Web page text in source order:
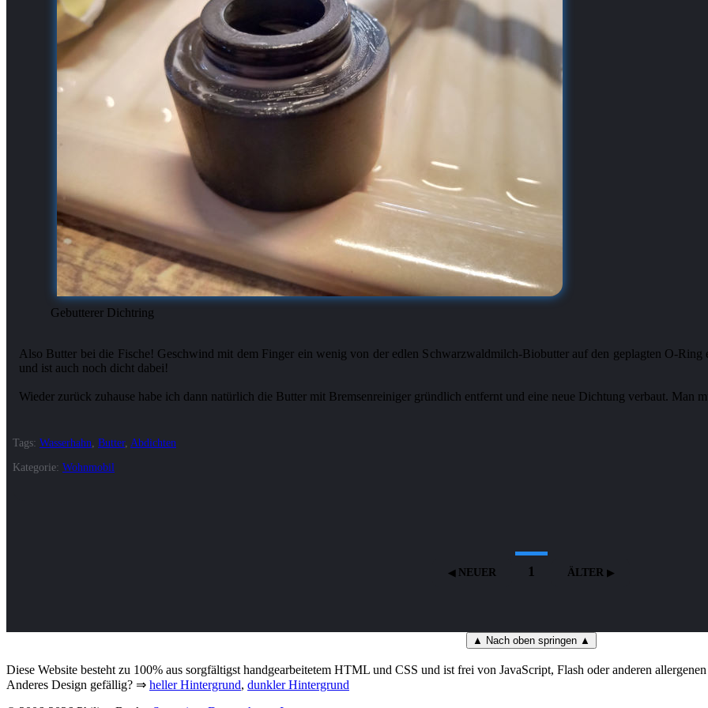
Gebutterer Dichtring
Also Butter bei die Fische! Geschwind mit dem Finger ein wenig von der edlen Schwarzwaldmilch-Biobutter auf den geplagten O-Ring
und ist auch noch dicht dabei!
Tags: Wasserhahn Butter, Abdichten
Kategorie: Wohnmobil
NEUER 1 ÄLTER
▲ Nach oben springen ▲
Diese Website besteht zu 100% aus sorgfältigst handgearbeitetem HTML und CSS und ist frei von JavaScript, Flash oder anderen
Anderes Design gefällig? ⇒ heller Hintergrund, dunkler Hintergrund